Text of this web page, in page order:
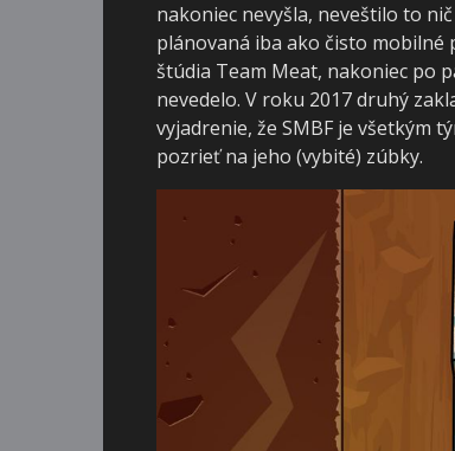
nakoniec nevyšla, neveštilo to
plánovaná iba ako čisto mobilné
štúdia Team Meat, nakoniec po
nevedelo. V roku 2017 druhý
vyjadrenie, že SMBF je všetkým
pozrieť na jeho (vybité) zúbky.